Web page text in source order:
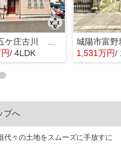
/ 4LDK
城陽市富
1,531万円/
プへ
代々の土地をスムーズに手放すに